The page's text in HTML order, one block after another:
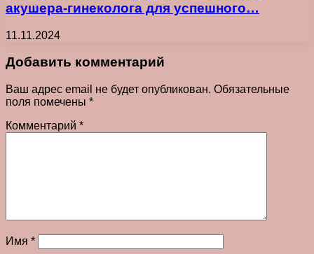
акушера-гинеколога для успешного…
11.11.2024
Добавить комментарий
Ваш адрес email не будет опубликован. Обязательные
поля помечены *
Комментарий *
Имя *